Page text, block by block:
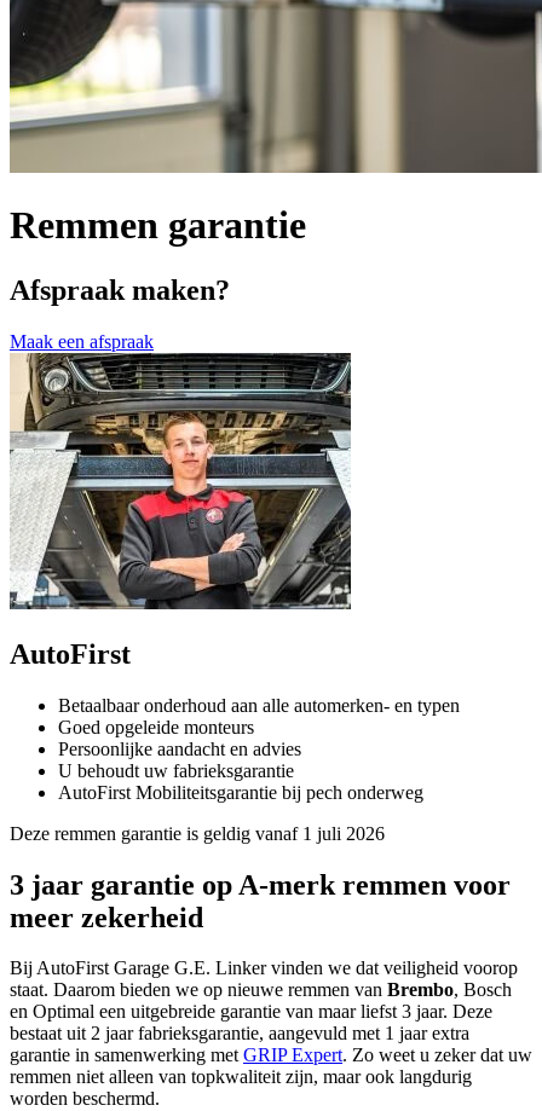
Remmen garantie
Afspraak maken?
Maak een afspraak
AutoFirst
Betaalbaar onderhoud aan alle automerken- en typen
Goed opgeleide monteurs
Persoonlijke aandacht en advies
U behoudt uw fabrieksgarantie
AutoFirst Mobiliteitsgarantie bij pech onderweg
Deze remmen garantie is geldig vanaf 1 juli 2026
3 jaar garantie op A-merk remmen voor
meer zekerheid
Bij AutoFirst Garage G.E. Linker vinden we dat veiligheid voorop
staat. Daarom bieden we op nieuwe remmen van Brembo, Bosch
en Optimal een uitgebreide garantie van maar liefst 3 jaar. Deze
bestaat uit 2 jaar fabrieksgarantie, aangevuld met 1 jaar extra
garantie in samenwerking metGRIP Expert. Zo weet u zeker dat uw
remmen niet alleen van topkwaliteit zijn, maar ook langdurig
worden beschermd.